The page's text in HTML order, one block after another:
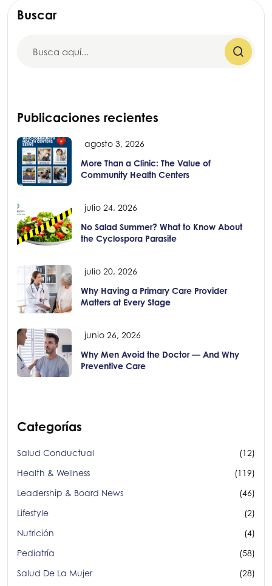
Buscar
Publicaciones recientes
agosto 3, 2026
More Than a Clinic: The Value of
Community Health Centers
julio 24, 2026
No Salad Summer? What to Know About
the Cyclospora Parasite
julio 20, 2026
Why Having a Primary Care Provider
Matters at Every Stage
junio 26, 2026
Why Men Avoid the Doctor — And Why
Preventive Care
Categorías
Salud Conductual
(12)
Health & Wellness
(119)
Leadership & Board News
(46)
Lifestyle
(2)
Nutrición
(4)
Pediatría
(58)
Salud De La Mujer
(28)